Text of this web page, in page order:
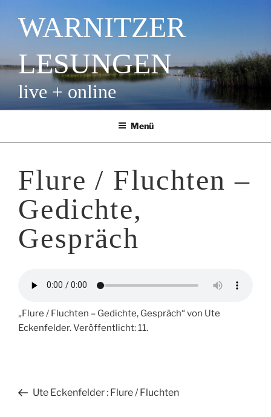
Inhalt
springenWARNITZER
LESUNGEN
live + online
Menü
Flure / Fluchten –
Gedichte,
Gespräch
„Flure / Fluchten – Gedichte, Gespräch“ von Ute
Eckenfelder. Veröffentlicht: 11.
Beitragsnavigation
Vorheriger
Ute Eckenfelder : Flure / Fluchten